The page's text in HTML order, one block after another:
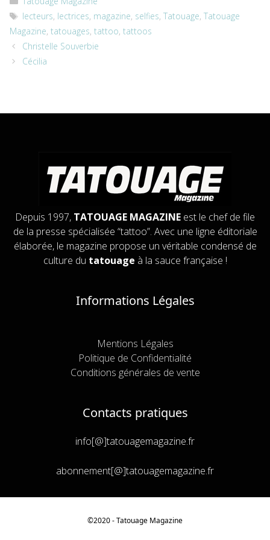
Étiquettes
lecteurs, lectrices, magazine, selfies,Tatouage,Tatouage
Magazine, tatouages, tattoo, tattoos
Christelle Souverbie
Cécilia
Depuis 1997, TATOUAGE MAGAZINE est le chef de file
de la presse spécialisée “tattoo”. Avec une ligne éditoriale
élaborée, le magazine propose un véritable condensé de
culture du tatouage à la sauce française !
Informations Légales
Mentions Légales
Politique de Confidentialité
Conditions générales de vente
Contacts pratiques
info[@]tatouagemagazine.fr
abonnement[@]tatouagemagazine.fr
©2020 - Tatouage Magazine
Article ajouté au panier